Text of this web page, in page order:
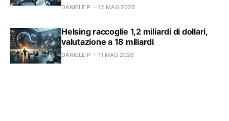
DANIELE P 12 MAG 2026
Helsing raccoglie 1,2 miliardi di dollari,
valutazione a 18 miliardi
DANIELE P 11 MAG 2026